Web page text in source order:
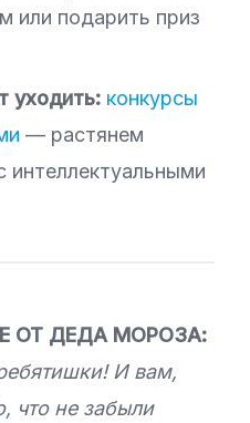
или подарить приз
уходить: конкурсы
— растянем
интеллектуальными
ОТ ДЕДА МОРОЗА:
И вам,
что не забыли